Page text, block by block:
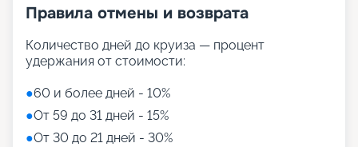
Правила отмены и возврата
Количество дней до круиза — процент
удержания от стоимости:
●60 и более дней - 10%
●От 59 до 31 дней - 15%
●От 30 до 21 дней - 30%